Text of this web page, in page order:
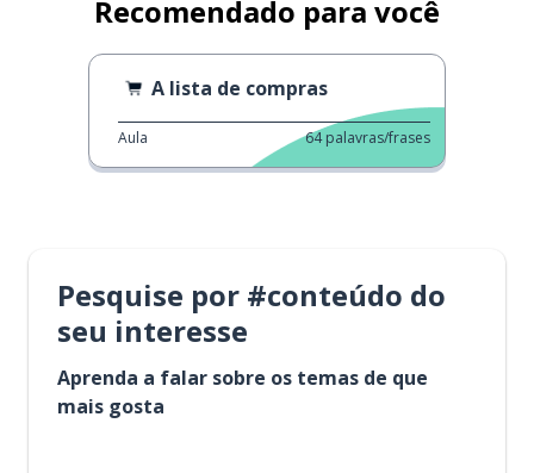
Recomendado para você
A lista de compras
Aula 64 palavras/frases
Pesquise por #conteúdo do
seu interesse
Aprenda a falar sobre os temas de que
mais gosta